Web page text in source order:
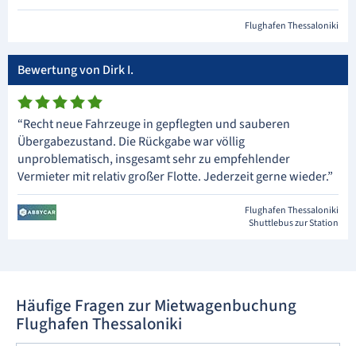
Flughafen Thessaloniki
Bewertung von Dirk I.
“Recht neue Fahrzeuge in gepflegten und sauberen
Übergabezustand. Die Rückgabe war völlig
unproblematisch, insgesamt sehr zu empfehlender
Vermieter mit relativ großer Flotte. Jederzeit gerne wieder.”
Flughafen Thessaloniki
Shuttlebus zur Station
Häufige Fragen zur Mietwagenbuchung
Flughafen Thessaloniki